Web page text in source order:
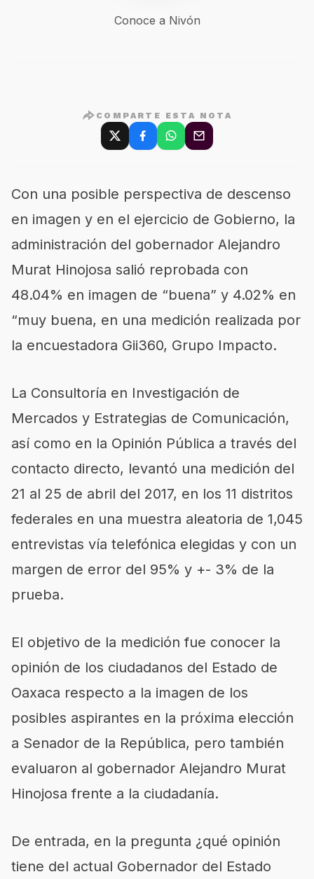
Conoce a Nivón
COMPARTE ESTA NOTA
Con una posible perspectiva de descenso
en imagen y en el ejercicio de Gobierno, la
administración del gobernador Alejandro
Murat Hinojosa salió reprobada con
48.04% en imagen de “buena” y 4.02% en
“muy buena, en una medición realizada por
la encuestadora Gii360, Grupo Impacto.
La Consultoría en Investigación de
Mercados y Estrategias de Comunicación,
así como en la Opinión Pública a través del
contacto directo, levantó una medición del
21 al 25 de abril del 2017, en los 11 distritos
federales en una muestra aleatoria de 1,045
entrevistas vía telefónica elegidas y con un
margen de error del 95% y +- 3% de la
prueba.
El objetivo de la medición fue conocer la
opinión de los ciudadanos del Estado de
Oaxaca respecto a la imagen de los
posibles aspirantes en la próxima elección
a Senador de la República, pero también
evaluaron al gobernador Alejandro Murat
Hinojosa frente a la ciudadanía.
De entrada, en la pregunta ¿qué opinión
tiene del actual Gobernador del Estado